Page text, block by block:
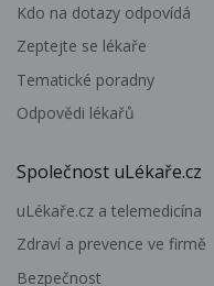
Kdo na dotazy odpovídá
Zeptejte se lékaře
Tematické poradny
Odpovědi lékařů
Společnost uLékaře.cz
uLékaře.cz a telemedicína
Zdraví a prevence ve firmě
Bezpečnost